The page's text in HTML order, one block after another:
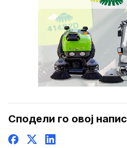
Сподели го овој напис